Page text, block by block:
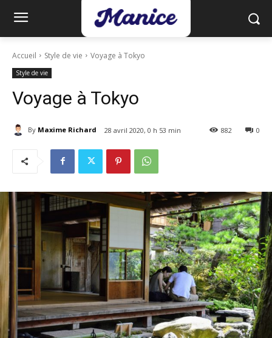
Accueil Style de vie Voyage à Tokyo
Style de vie
Voyage à Tokyo
By Maxime Richard 28 avril 2020, 0 h 53 min 0
882